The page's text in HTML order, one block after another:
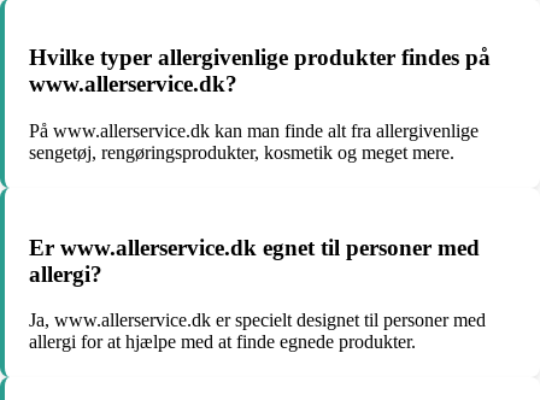
Hvilke typer allergivenlige produkter findes på
www.allerservice.dk?
På www.allerservice.dk kan man finde alt fra allergivenlige
sengetøj, rengøringsprodukter, kosmetik og meget mere.
Er www.allerservice.dk egnet til personer med
allergi?
Ja, www.allerservice.dk er specielt designet til personer med
allergi for at hjælpe med at finde egnede produkter.